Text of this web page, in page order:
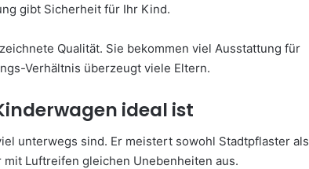
gibt Sicherheit für Ihr Kind.
Qualität. Sie bekommen viel Ausstattung für
Verhältnis überzeugt viele Eltern.
ideal ist
unterwegs sind. Er meistert sowohl Stadtpflaster als
Luftreifen gleichen Unebenheiten aus.